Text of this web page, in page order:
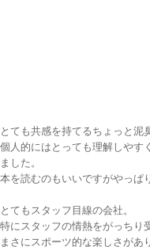
とても共感を持てるちょっと泥
個人的にはとっても理解しやす
ました。
本を読むのもいいですがやっぱ
とてもスタッフ目線の会社。
特にスタッフの情熱をがっちり
まさにスポーツ的な楽しさがあ